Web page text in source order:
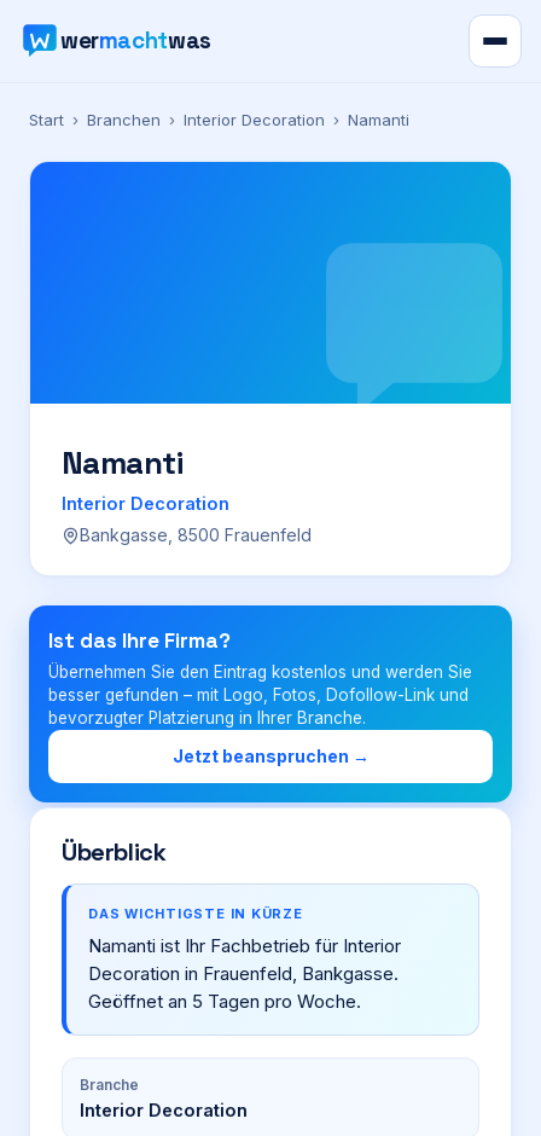
wermachtwas
Verzeichnis
Karte
Preise
Für Firmen
Login
Firma eintragen
Start › Branchen › Interior Decoration › Namanti
Namanti
Interior Decoration
Bankgasse, 8500 Frauenfeld
Ist das Ihre Firma?
Übernehmen Sie den Eintrag kostenlos und werden Sie
besser gefunden – mit Logo, Fotos, Dofollow-Link und
bevorzugter Platzierung in Ihrer Branche.
Jetzt beanspruchen →
Überblick
DAS WICHTIGSTE IN KÜRZE
Namanti ist Ihr Fachbetrieb für Interior
Decoration in Frauenfeld, Bankgasse.
Geöffnet an 5 Tagen pro Woche.
Branche
Interior Decoration